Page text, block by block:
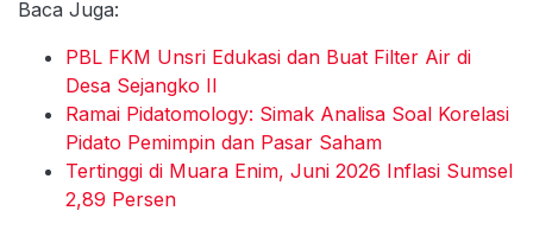
Baca Juga:
PBL FKM Unsri Edukasi dan Buat Filter Air di
Desa Sejangko II
Ramai Pidatomology: Simak Analisa Soal Korelasi
Pidato Pemimpin dan Pasar Saham
Tertinggi di Muara Enim, Juni 2026 Inflasi Sumsel
2,89 Persen